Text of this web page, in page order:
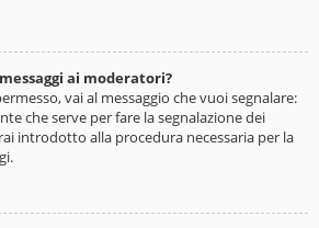
ai moderatori?
vai al messaggio che vuoi segnalare:
che serve per fare la segnalazione dei
introdotto alla procedura necessaria per la